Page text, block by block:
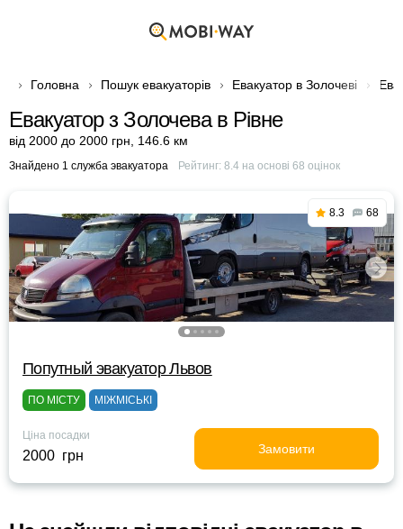
Головна Пошук евакуаторів Евакуатор в Золочеві
Евакуатор з Золочева в Рівне
від 2000 до 2000 грн 146.6 км
Знайдено 1 служба эвакуатора Рейтинг: 8.4на основі 68 оцінок
8.3 68
Попутный эвакуатор Львов
ПО МІСТУ МІЖМІСЬКІ
Ціна посадки
2000 грн Замовити